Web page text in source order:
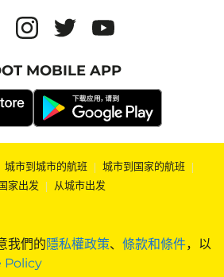
我們的隱私權政策、 條款和條件，以
Policy
MOBILE APP
城市到城市的航班 | 城市到国家的航班 |
家出发 | 从城市出发